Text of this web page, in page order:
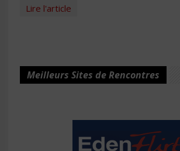
Lire l'article
Meilleurs Sites de Rencontres